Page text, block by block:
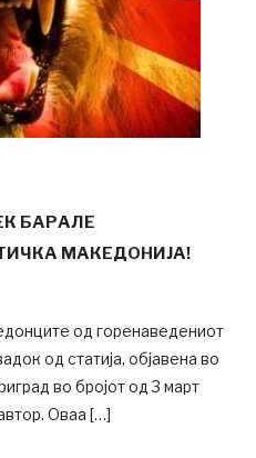
БАРАЛЕ
МАКЕДОНИЈА!
од горенаведениот
од статија, објавена во
во бројот од 3 март
Оваа […]